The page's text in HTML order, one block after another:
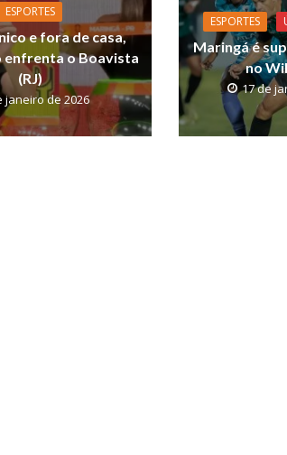
ESPORTES
e fora de casa,
enfrenta o Boavista
(RJ)
janeiro de 2026
ESPORTES
Maringá é
no
17 de